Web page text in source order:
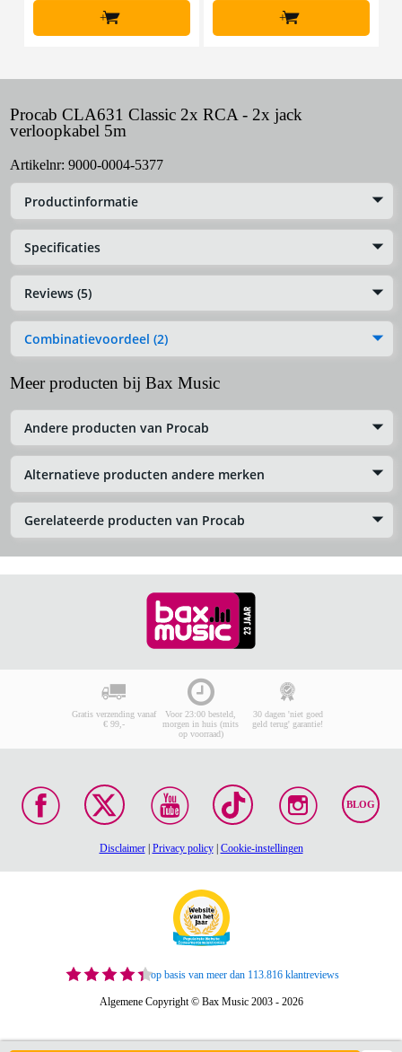
+ +
Procab CLA631 Classic 2x RCA - 2x jack
verloopkabel 5m
Artikelnr: 9000-0004-5377
Productinformatie
Specificaties
Reviews (5)
Combinatievoordeel (2)
Meer producten bij Bax Music
Andere producten van Procab
Alternatieve producten andere merken
Gerelateerde producten van Procab
Gratis verzending vanaf
€ 99,-
Voor 23:00 besteld,
morgen in huis (mits
op voorraad)
30 dagen 'niet goed
geld terug' garantie!
BLOG
Disclaimer| Privacy policy| Cookie-instellingen
op basis van meer dan 113.816 klantreviews
Algemene Copyright © Bax Music 2003 - 2026